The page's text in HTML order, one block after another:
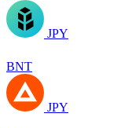
JPY
BNT
JPY